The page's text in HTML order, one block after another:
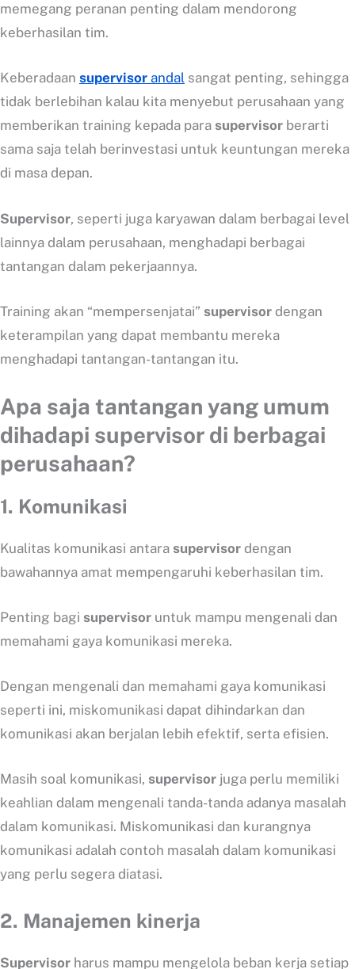
memegang peranan penting dalam mendorong
keberhasilan tim.
Keberadaan supervisor andal sangat penting, sehingga
tidak berlebihan kalau kita menyebut perusahaan yang
memberikan training kepada para supervisor berarti
sama saja telah berinvestasi untuk keuntungan mereka
di masa depan.
Supervisor, seperti juga karyawan dalam berbagai level
lainnya dalam perusahaan, menghadapi berbagai
tantangan dalam pekerjaannya.
Training akan “mempersenjatai” supervisor dengan
keterampilan yang dapat membantu mereka
menghadapi tantangan-tantangan itu.
Apa saja tantangan yang umum
dihadapi supervisor di berbagai
perusahaan?
1. Komunikasi
Kualitas komunikasi antara supervisor dengan
bawahannya amat mempengaruhi keberhasilan tim.
Penting bagi supervisor untuk mampu mengenali dan
memahami gaya komunikasi mereka.
Dengan mengenali dan memahami gaya komunikasi
seperti ini, miskomunikasi dapat dihindarkan dan
komunikasi akan berjalan lebih efektif, serta efisien.
Masih soal komunikasi, supervisor juga perlu memiliki
keahlian dalam mengenali tanda-tanda adanya masalah
dalam komunikasi. Miskomunikasi dan kurangnya
komunikasi adalah contoh masalah dalam komunikasi
yang perlu segera diatasi.
2. Manajemen kinerja
Supervisor harus mampu mengelola beban kerja setiap